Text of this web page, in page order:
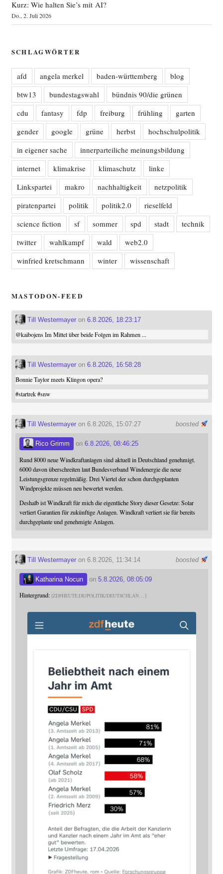
Kurz: Wie halten Sie’s mit AI?
Do., 2. Juli 2026
SCHLAGWÖRTER
afd angela merkel baden-württemberg
blog
btw13
bundestagswahl
bündnis 90/die grünen
cdu
fantasy fdp freiburg frühling
garten
gender
google grüne herbst
hochschulpolitik
in eigener sache
innerparteiliche meinungsbildung
internet
klimakrise klimaschutz
linke
Linkspartei
makro nachhaltigkeit
netzpolitik
piratenpartei
politik politik2.0
rieselfeld
science fiction
sf sommer spd stadt
technik
twitter
wahlkampf wald
web2.0
winfried kretschmann
winter wissenschaft
MASTODON-FEED
Till Westermayeron 6.8.2026, 18:23:17
@kaibojensIm Mittel über beide Folgen im Rahmen ...
Till Westermayeron 6.8.2026, 16:58:28
Bonnie Taylor meets Klingon opera?
#startrek #snw
boosted
Till Westermayeron 6.8.2026, 15:07:27
Rico Grimm on 6.8.2026, 08:46:25
Rund 8000 neue Windkraftanlagen sind aktuell in Deutschland genehmigt.
6000 davon überschreiten laut Bundesverband Windenergie die neue
Leistungsgrenze regelmäßig. Drei Viertel der schon durchgeplanten
Windprojekte müssen neu bewertet werden.
Deshalb ist Windkraft für mich die eigentliche Story dieser Gesetze: Solar
verliert Garantien für zukünftige Anlagen. Windkraft verliert sie für bereits
durchgeplante und genehmigte Anlagen.
boosted
Till Westermayeron 6.8.2026, 11:34:14
Katharina Nocun on 5.8.2026, 08:05:09
Hintergrund: ZDFHEUTE.DE/POLITIK/DEUTSCHLAN